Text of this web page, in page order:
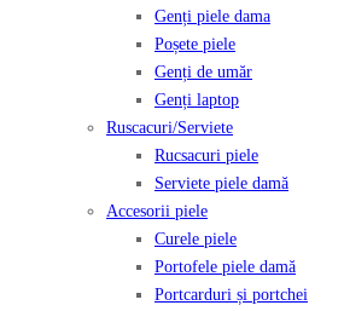
Genți piele dama
Poșete piele
Genți de umăr
Genți laptop
Ruscacuri/Serviete
Rucsacuri piele
Serviete piele damă
Accesorii piele
Curele piele
Portofele piele damă
Portcarduri și portchei